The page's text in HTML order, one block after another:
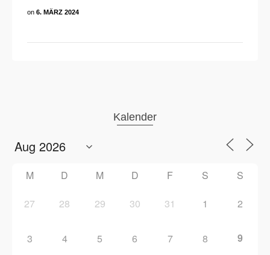
on 6. MÄRZ 2024
Kalender
M D M D F S S
27 28 29 30 31 1 2
3 4 5 6 7 8 9